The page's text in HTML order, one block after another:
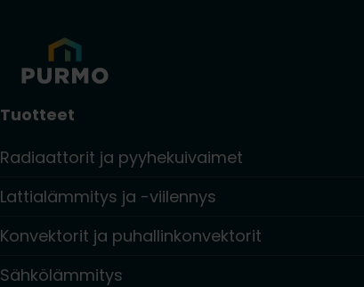
Tuotteet
Radiaattorit ja pyyhekuivaimet
Lattialämmitys ja -viilennys
Konvektorit ja puhallinkonvektorit
Sähkölämmitys